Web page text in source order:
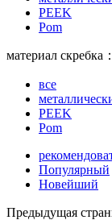
PEEK
Pom
материал скребка：
все
PEEK
Pom
Популярный
Новейший
Предыдущая